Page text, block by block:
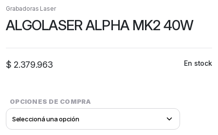
Grabadoras Laser
ALGOLASER ALPHA MK2 40W
$ 2.379.963 En stock
OPCIONES DE COMPRA